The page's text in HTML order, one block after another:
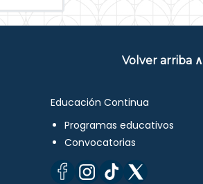
Volver arriba ∧
Educación Continua
Programas educativos
Convocatorias